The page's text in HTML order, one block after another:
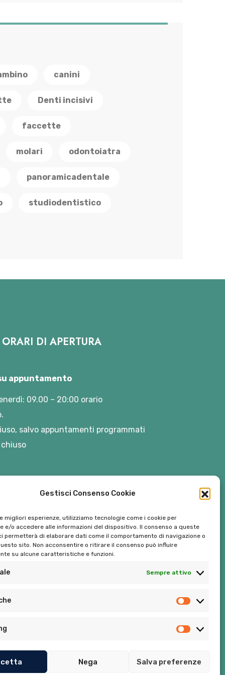
Gestisci Consenso Cookie
migliori esperienze, utilizziamo tecnologie come i cookie per
e/o accedere alle informazioni del dispositivo. Il consenso a queste
permetterà di elaborare dati come il comportamento di navigazione o
sito. Non acconsentire o ritirare il consenso può influire
su alcune caratteristiche e funzioni.
Sempre attivo
Nega Salva preferenze
canini
Denti incisivi
faccette
molari odontoiatra
panoramicadentale
studiodentistico
ORARI DI APERTURA
appuntamento
09.00 – 20:00 orario
salvo appuntamenti programmati
Privacy Policy